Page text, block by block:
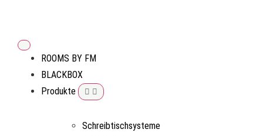
ROOMS BY FM
BLACKBOX
Produkte
Schreibtischsysteme